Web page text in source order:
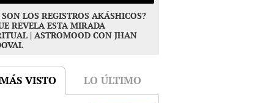
SON LOS REGISTROS AKÁSHICOS?
REVELA ESTA MIRADA
| ASTROMOOD CON JHAN
VISTO LO ÚLTIMO